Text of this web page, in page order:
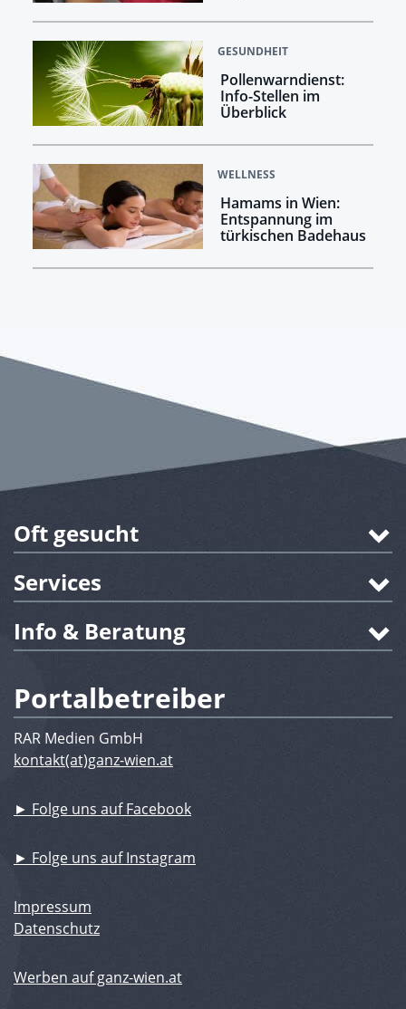
GESUNDHEIT
Pollenwarndienst:
Info-Stellen im
Überblick
WELLNESS
Hamams in Wien:
Entspannung im
türkischen Badehaus
Oft gesucht
Services
Info & Beratung
Portalbetreiber
RAR Medien GmbH
kontakt(at)ganz-wien.at
► Folge uns auf Facebook
► Folge uns auf Instagram
Impressum
Datenschutz
Werben auf ganz-wien.at